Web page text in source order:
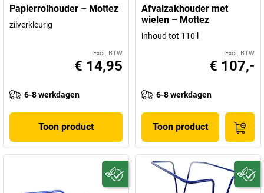
Papierrolhouder – Mottez
zilverkleurig
Excl. BTW
€ 14,95
6-8 werkdagen
Toon product
Afvalzakhouder met
wielen – Mottez
inhoud tot 110 l
Excl. BTW
€ 107,-
6-8 werkdagen
Toon product